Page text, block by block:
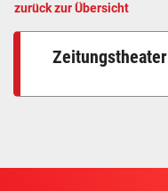
zurück zur Übersicht
Zeitungstheater